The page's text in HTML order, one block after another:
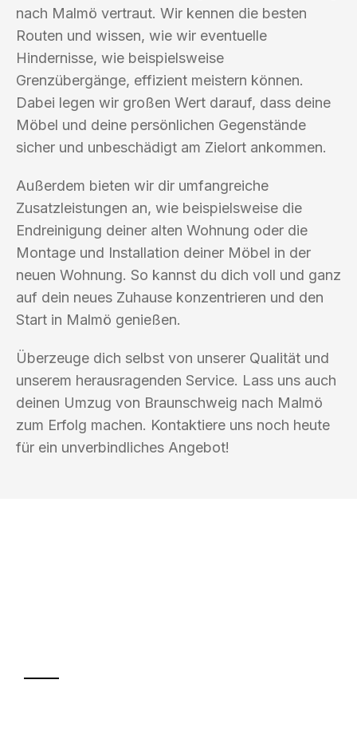
nach Malmö vertraut. Wir kennen die besten
Routen und wissen, wie wir eventuelle
Hindernisse, wie beispielsweise
Grenzübergänge, effizient meistern können.
Dabei legen wir großen Wert darauf, dass deine
Möbel und deine persönlichen Gegenstände
sicher und unbeschädigt am Zielort ankommen.
Außerdem bieten wir dir umfangreiche
Zusatzleistungen an, wie beispielsweise die
Endreinigung deiner alten Wohnung oder die
Montage und Installation deiner Möbel in der
neuen Wohnung. So kannst du dich voll und ganz
auf dein neues Zuhause konzentrieren und den
Start in Malmö genießen.
Überzeuge dich selbst von unserer Qualität und
unserem herausragenden Service. Lass uns auch
deinen Umzug von Braunschweig nach Malmö
zum Erfolg machen. Kontaktiere uns noch heute
für ein unverbindliches Angebot!